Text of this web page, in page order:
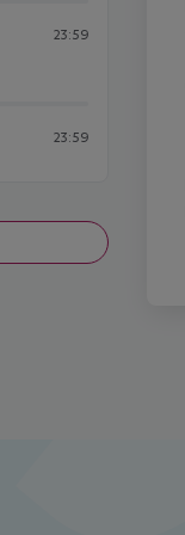
23:59
23:59